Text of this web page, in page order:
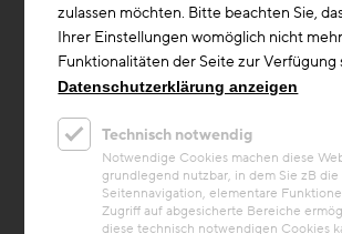
Aus/Fortbildung Bauwirtschaft
Partner/
Pressearchiv
zulassen möchten. Bitte beachten Sie,
Ihrer Einstellungen womöglich nicht
Funktionalitäten der Seite zur Verfügung
Datenschutzerklärung anzeigen
Technisch notwendig
Notwendige Cookies machen diese
grundlegend nutzbar, in dem Sie zB die
Seitennavigation, elementare
Zugriff auf abgesicherte Bereiche
diese technisch notwendigen Cookies